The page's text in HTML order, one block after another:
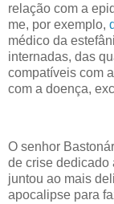
relação com a
me, por exemplo,
médico da
internadas, das
compatíveis com
com a doença,
O senhor
de crise dedicado
juntou ao mais
apocalipse para